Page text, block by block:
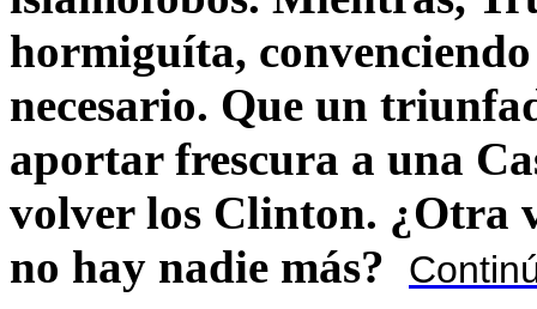
hormiguíta,
necesario. Que un
aportar frescura a una
volver los Clinton. ¿Otra
no hay nadie más?